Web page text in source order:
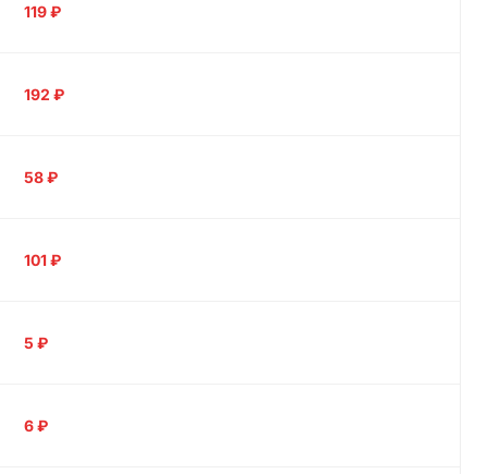
119₽
192 ₽
58₽
101₽
5 ₽
6₽